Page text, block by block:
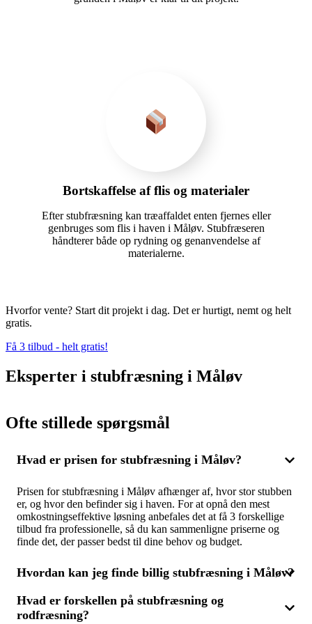
Bortskaffelse af flis og materialer
Efter stubfræsning kan træaffaldet enten fjernes eller
genbruges som flis i haven i Måløv. Stubfræseren
håndterer både op rydning og genanvendelse af
materialerne.
Hvorfor vente? Start dit projekt i dag. Det er hurtigt, nemt og helt
gratis.
Få 3 tilbud - helt gratis!
Eksperter i stubfræsning i Måløv
Ofte stillede spørgsmål
Hvad er prisen for stubfræsning i Måløv?
Prisen for stubfræsning i Måløv afhænger af, hvor stor stubben
er, og hvor den befinder sig i haven. For at opnå den mest
omkostningseffektive løsning anbefales det at få 3 forskellige
tilbud fra professionelle, så du kan sammenligne priserne og
finde det, der passer bedst til dine behov og budget.
Hvordan kan jeg finde billig stubfræsning i Måløv?
For at finde billig stubfræsning i Måløv skal du sammenligne
flere tilbud. Ved at indhente 3 tilbud fra fagfolk sikrer du, at du
Hvad er forskellen på stubfræsning og
rodfræsning?